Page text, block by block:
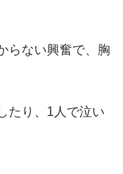
らない興奮で、胸
たり、1人で泣い